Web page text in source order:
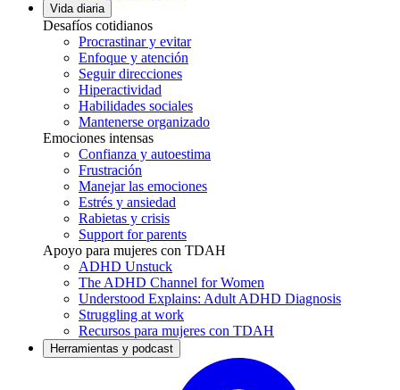
Vida diaria
Desafíos cotidianos
Procrastinar y evitar
Enfoque y atención
Seguir direcciones
Hiperactividad
Habilidades sociales
Mantenerse organizado
Emociones intensas
Confianza y autoestima
Frustración
Manejar las emociones
Estrés y ansiedad
Rabietas y crisis
Support for parents
Apoyo para mujeres con TDAH
ADHD Unstuck
The ADHD Channel for Women
Understood Explains: Adult ADHD Diagnosis
Struggling at work
Recursos para mujeres con TDAH
Herramientas y podcast